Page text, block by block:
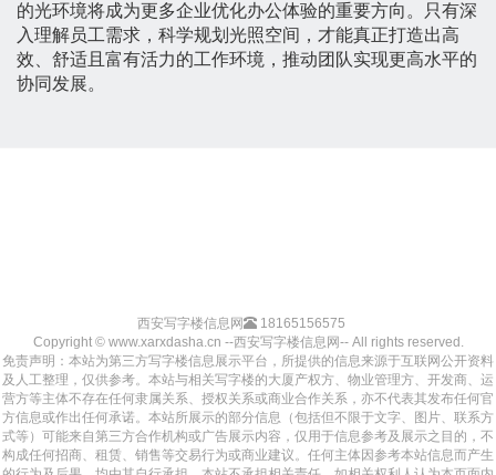
的光环境将成为更多企业优化办公体验的重要方向。只有深
入理解员工需求，科学规划光照空间，才能真正打造出高
效、舒适且富有活力的工作环境，推动团队实现更高水平的
协同发展。
西安写字楼信息网
18165156575
Copyright © www.xarxdasha.cn --西安写字楼信息网-- All rights reserved.
免责声明：本站为第三方写字楼信息展示平台，所提供的信息来源于互联网公开资料
及人工整理，仅供参考。本站与相关写字楼的大厦产权方、物业管理方、开发商、运
营方等主体不存在任何隶属关系、授权关系或商业合作关系，亦不代表其发布任何官
方信息或作出任何承诺。本站所展示的部分信息（包括但不限于文字、图片、联系方
式等）可能来自第三方合作机构或广告展示内容，仅用于信息参考及展示之目的，不
构成任何招商、租赁、销售等交易行为或商业建议。任何主体因参考本站信息而产生